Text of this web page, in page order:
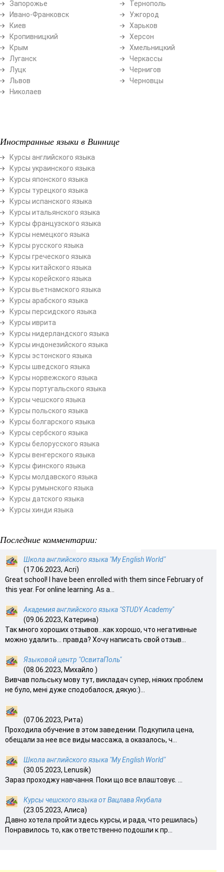
Запорожье
Ивано-Франковск
Киев
Кропивницкий
Крым
Луганск
Луцк
Львов
Николаев
Тернополь
Ужгород
Харьков
Херсон
Хмельницкий
Черкассы
Чернигов
Черновцы
Иностранные языки в Виннице
Курсы английского языка
Курсы украинского языка
Курсы японского языка
Курсы турецкого языка
Курсы испанского языка
Курсы итальянского языка
Курсы французского языка
Курсы немецкого языка
Курсы русского языка
Курсы греческого языка
Курсы китайского языка
Курсы корейского языка
Курсы вьетнамского языка
Курсы арабского языка
Курсы персидского языка
Курсы иврита
Курсы нидерландского языка
Курсы индонезийского языка
Курсы эстонского языка
Курсы шведского языка
Курсы норвежского языка
Курсы португальского языка
Курсы чешского языка
Курсы польского языка
Курсы болгарского языка
Курсы сербского языка
Курсы белорусского языка
Курсы венгерского языка
Курсы финского языка
Курсы молдавского языка
Курсы румынского языка
Курсы датского языка
Курсы хинди языка
Последние комментарии:
Школа английского языка "My English World"
(17.06.2023, Acri)
Great school! I have been enrolled with them since February of
this year. For online learning. As a...
Академия английского языка "STUDY Academy"
(09.06.2023, Катерина)
Так много хороших отзывов…как хорошо, что негативные
можно удалить… правда? Хочу написать свой отзыв...
Языковой центр "ОсвитаПоль"
(08.06.2023, Михайло )
Вивчав польську мову тут, викладач супер, ніяких проблем
не було, мені дуже сподобалося, дякую:)...
(07.06.2023, Рита)
Проходила обучение в этом заведении. Подкупила цена,
обещали за нее все виды массажа, а оказалось, ч...
Школа английского языка "My English World"
(30.05.2023, Lenusik)
Зараз проходжу навчання. Поки що все влаштовує. ...
Курсы чешского языка от Вацлава Якубала
(23.05.2023, Алиса)
Давно хотела пройти здесь курсы, и рада, что решилась)
Понравилось то, как ответственно подошли к пр...